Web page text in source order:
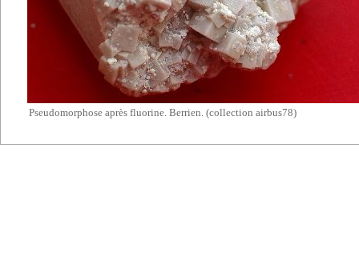
Pseudomorphose après fluorine. Berrien. (collection airbus78)